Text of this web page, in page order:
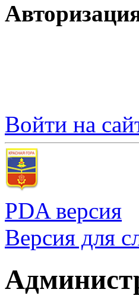
Войти на
PDA версия
Версия для